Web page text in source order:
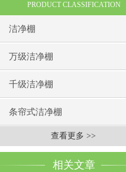
PRODUCT CLASSIFICATION
洁净棚
万级洁净棚
千级洁净棚
条帘式洁净棚
查看更多 >>
相关文章